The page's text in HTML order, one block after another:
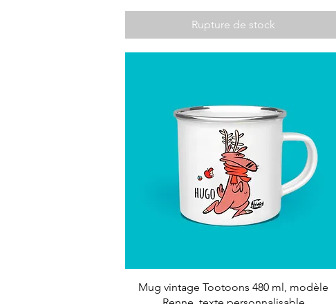
Rupture de stock
Mug vintage Tootoons 480 ml, modèle